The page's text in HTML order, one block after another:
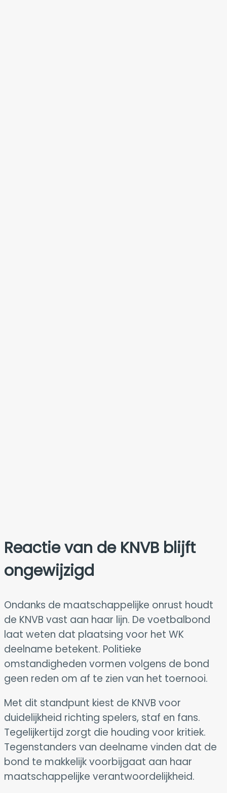
Reactie van de KNVB blijft
ongewijzigd
Ondanks de maatschappelijke onrust houdt
de KNVB vast aan haar lijn. De voetbalbond
laat weten dat plaatsing voor het WK
deelname betekent. Politieke
omstandigheden vormen volgens de bond
geen reden om af te zien van het toernooi.
Met dit standpunt kiest de KNVB voor
duidelijkheid richting spelers, staf en fans.
Tegelijkertijd zorgt die houding voor kritiek.
Tegenstanders van deelname vinden dat de
bond te makkelijk voorbijgaat aan haar
maatschappelijke verantwoordelijkheid.